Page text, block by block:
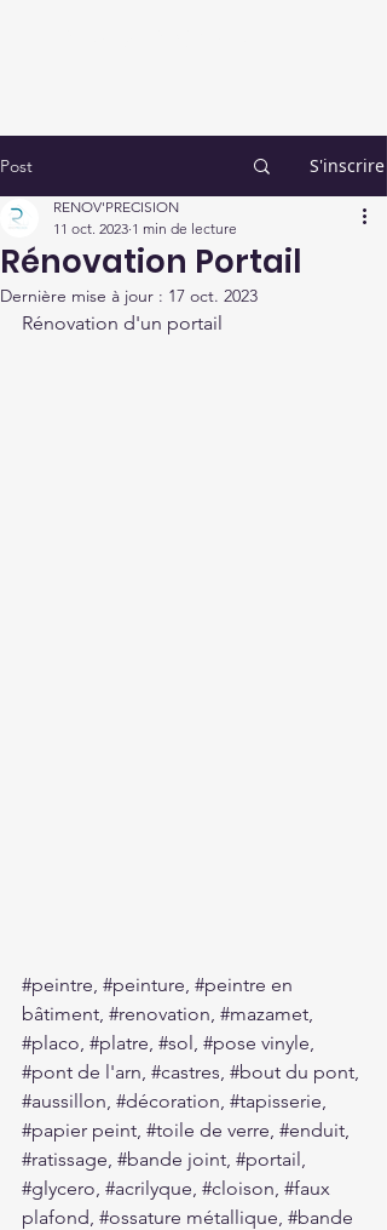
Post S'inscrire
Rénovation Portail
RENOV'PRECISION
11 oct. 2023 1 min de lecture
Dernière mise à jour : 17 oct. 2023
Rénovation d'un portail
#peintre, #peinture, #peintre en
bâtiment, #renovation, #mazamet,
#placo, #platre, #sol, #pose vinyle,
#pont de l'arn, #castres, #bout du pont,
#aussillon, #décoration, #tapisserie,
#papier peint, #toile de verre, #enduit,
#ratissage, #bande joint, #portail,
#glycero, #acrilyque, #cloison, #faux
plafond, #ossature métallique, #bande